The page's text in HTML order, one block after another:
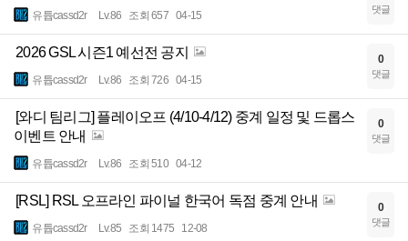
유튭cassd2r Lv.86 조회 657 04-15 댓글
2026 GSL 시즌1 예선전 공지
유튭cassd2r Lv.86 조회 726 04-15
0
댓글
[와디 팀리그] 플레이오프 (4/10-4/12) 중계 일정 및 드롭스
이벤트 안내
유튭cassd2r Lv.86 조회 510 04-12
0
댓글
[RSL] RSL 오프라인 파이널 한국어 독점 중계 안내
유튭cassd2r Lv.85 조회 1475 12-08
0
댓글